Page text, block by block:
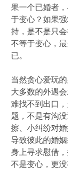
果一个已婚者
于变心？如果
持，是不是只
不等于变心，
已。
当然贪心爱玩
大多数的外遇
难找不到出口
题，不是有沟
擦、小纠纷对
导致彼此的婚
身上寻求慰借
不是变心，更